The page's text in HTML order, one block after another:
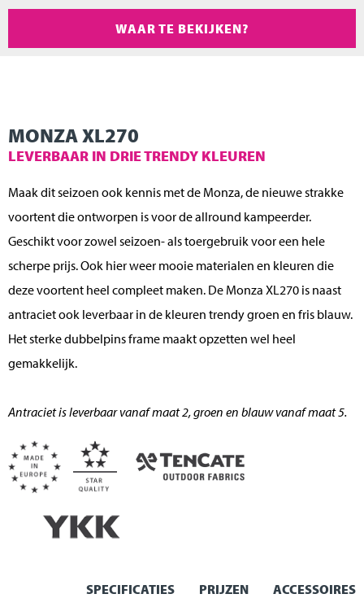
WAAR TE BEKIJKEN?
MONZA XL270
LEVERBAAR IN DRIE TRENDY KLEUREN
Maak dit seizoen ook kennis met de Monza, de nieuwe strakke
voortent die ontworpen is voor de allround kampeerder.
Geschikt voor zowel seizoen- als toergebruik voor een hele
scherpe prijs. Ook hier weer mooie materialen en kleuren die
deze voortent heel compleet maken. De Monza XL270 is naast
antraciet ook leverbaar in de kleuren trendy groen en fris blauw.
Het sterke dubbelpins frame maakt opzetten wel heel
gemakkelijk.
Antraciet is leverbaar vanaf maat 2, groen en blauw vanaf maat 5.
SPECIFICATIES PRIJZEN ACCESSOIRES